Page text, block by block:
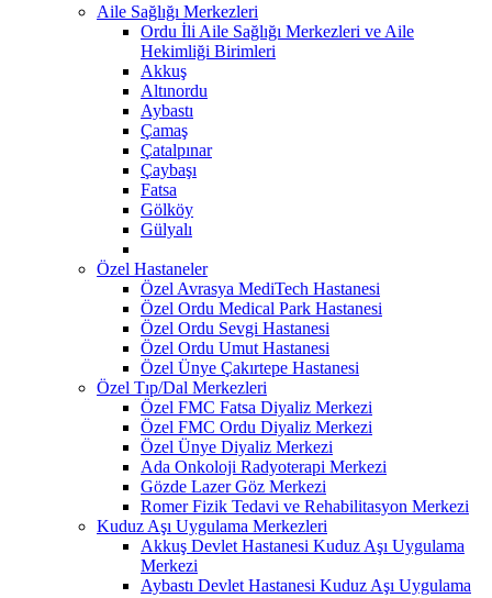
Aile Sağlığı Merkezleri
Ordu İli Aile Sağlığı Merkezleri ve Aile
Hekimliği Birimleri
Akkuş
Altınordu
Aybastı
Çamaş
Çatalpınar
Çaybaşı
Fatsa
Gölköy
Gülyalı
Özel Hastaneler
Özel Avrasya MediTech Hastanesi
Özel Ordu Medical Park Hastanesi
Özel Ordu Sevgi Hastanesi
Özel Ordu Umut Hastanesi
Özel Ünye Çakırtepe Hastanesi
Özel Tıp/Dal Merkezleri
Özel FMC Fatsa Diyaliz Merkezi
Özel FMC Ordu Diyaliz Merkezi
Özel Ünye Diyaliz Merkezi
Ada Onkoloji Radyoterapi Merkezi
Gözde Lazer Göz Merkezi
Romer Fizik Tedavi ve Rehabilitasyon Merkezi
Kuduz Aşı Uygulama Merkezleri
Akkuş Devlet Hastanesi Kuduz Aşı Uygulama
Merkezi
Aybastı Devlet Hastanesi Kuduz Aşı Uygulama